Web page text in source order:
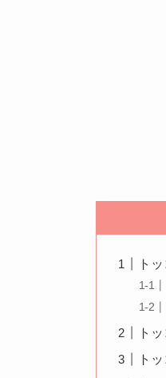
ト
ト
ト